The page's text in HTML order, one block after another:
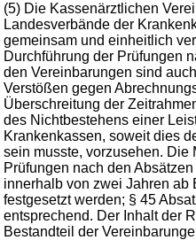
(5) Die Kassenärztlichen
Landesverbände der
gemeinsam und einheitlich
Durchführung der Prüfungen
den Vereinbarungen sind
Verstößen gegen
Überschreitung der
des Nichtbestehens einer
Krankenkassen, soweit dies
sein musste, vorzusehen. Die
Prüfungen nach den
innerhalb von zwei Jahren ab
festgesetzt werden; § 45
entsprechend. Der Inhalt der
Bestandteil der